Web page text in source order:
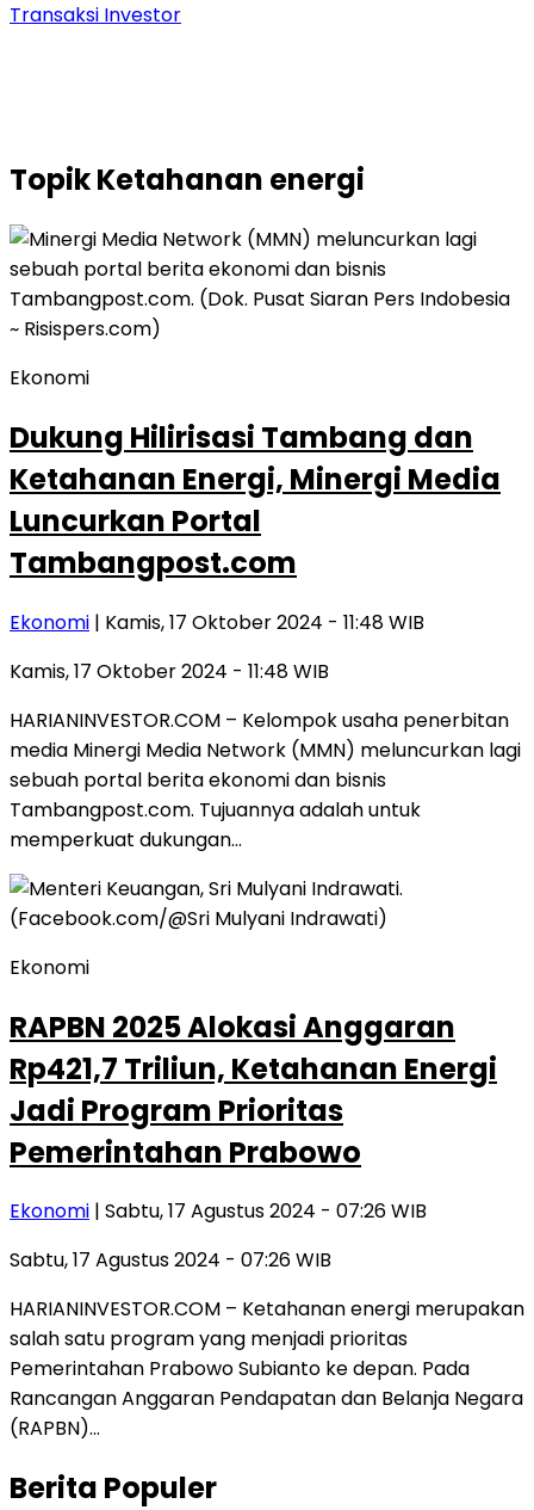
Transaksi Investor
TopikKetahanan energi
Ekonomi
Dukung Hilirisasi Tambang dan
Ketahanan Energi, Minergi Media
Luncurkan Portal
Tambangpost.com
Ekonomi | Kamis, 17 Oktober 2024 - 11:48 WIB
Kamis, 17 Oktober 2024 - 11:48 WIB
HARIANINVESTOR.COM – Kelompok usaha penerbitan
media Minergi Media Network (MMN) meluncurkan lagi
sebuah portal berita ekonomi dan bisnis
Tambangpost.com. Tujuannya adalah untuk
memperkuat dukungan…
Ekonomi
RAPBN 2025 Alokasi Anggaran
Rp421,7 Triliun, Ketahanan Energi
Jadi Program Prioritas
Pemerintahan Prabowo
Ekonomi | Sabtu, 17 Agustus 2024 - 07:26 WIB
Sabtu, 17 Agustus 2024 - 07:26 WIB
HARIANINVESTOR.COM – Ketahanan energi merupakan
salah satu program yang menjadi prioritas
Pemerintahan Prabowo Subianto ke depan. Pada
Rancangan Anggaran Pendapatan dan Belanja Negara
(RAPBN)…
Berita Populer